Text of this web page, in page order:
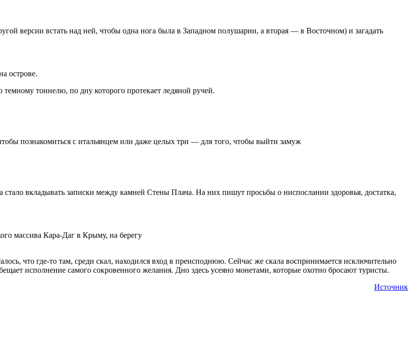
версии встать над ней, чтобы одна нога была в Западном полушарии, а вторая — в Восточном) и загадать
острове.
тоннелю, по дну которого протекает ледяной ручей.
познакомиться с итальянцем или даже целых три — для того, чтобы выйти замуж
вкладывать записки между камней Стены Плача. На них пишут просьбы о ниспослании здоровья, достатка,
массива Кара-Даг в Крыму, на берегу
что где-то там, среди скал, находился вход в преисподнюю. Сейчас же скала воспринимается исключительно
исполнение самого сокровенного желания. Дно здесь усеяно монетами, которые охотно бросают туристы.
Источник